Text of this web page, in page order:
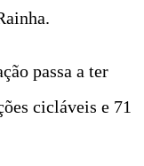
passa a ter
cicláveis e 71